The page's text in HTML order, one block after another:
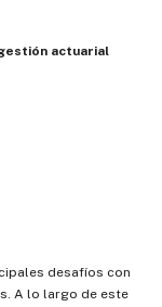
actuarial
desafíos con
A lo largo de este